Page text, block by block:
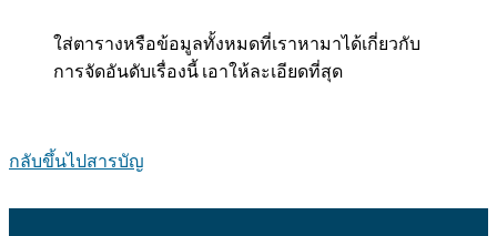
ใส่ตารางหรือข้อมูลทั้งหมดที่เราหามาได้เกี่ยวกับ
การจัดอันดับเรื่องนี้ เอาให้ละเอียดที่สุด
กลับขึ้นไปสารบัญ